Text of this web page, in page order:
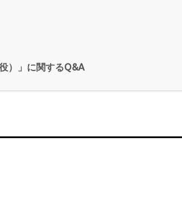
）」に関するQ&A